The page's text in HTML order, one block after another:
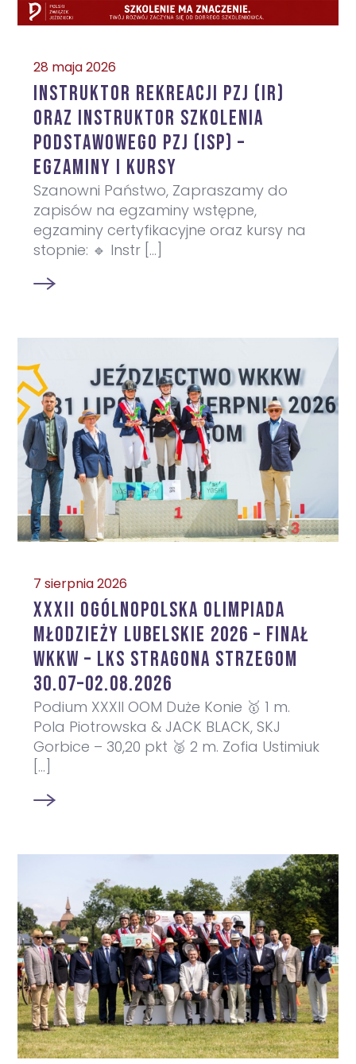
28 maja 2026
Instruktor Rekreacji PZJ (IR)
oraz Instruktor Szkolenia
Podstawowego PZJ (ISP) –
egzaminy i kursy
Szanowni Państwo, Zapraszamy do
zapisów na egzaminy wstępne,
egzaminy certyfikacyjne oraz kursy na
stopnie: 🔹 Instr [...]
7 sierpnia 2026
XXXII Ogólnopolska Olimpiada
Młodzieży Lubelskie 2026 – Finał
WKKW – LKS Stragona Strzegom
30.07–02.08.2026
Podium XXXII OOM Duże Konie 🥇 1 m.
Pola Piotrowska & JACK BLACK, SKJ
Gorbice – 30,20 pkt 🥈 2 m. Zofia Ustimiuk
[...]